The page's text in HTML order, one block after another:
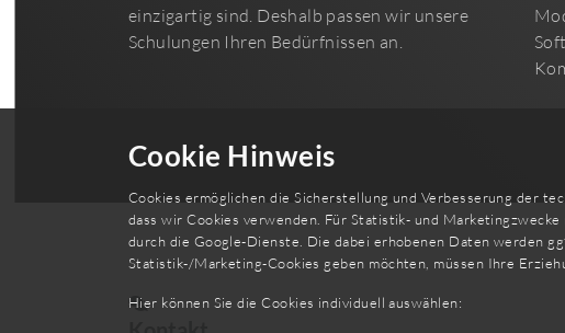
Cookie Hinweis
Cookies ermöglichen die Sicherstellung und Verbesserung der
dass wir Cookies verwenden. Für Statistik- und
durch die Google-Dienste. Die dabei erhobenen Daten werden
Statistik-/Marketing-Cookies geben möchten, müssen Ihre
Hier können Sie die Cookies individuell auswählen:
einzigartig sind. Deshalb passen wir unsere
Schulungen Ihren Bedürfnissen an.